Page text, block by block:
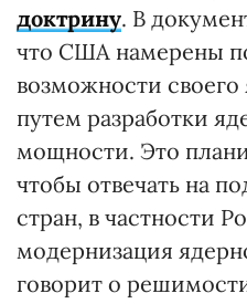
доктрину. В
что США намерены
возможности
путем разработки
мощности. Это
чтобы отвечать на
стран, в частности
модернизация
говорит о